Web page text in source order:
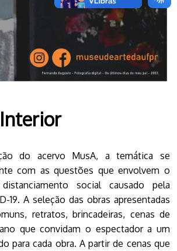
do acervo MusA, a temática se
com as questões que envolvem o
social causado pela
19. A seleção das obras apresentadas
retratos, brincadeiras, cenas de
que convidam o espectador a um
para cada obra. A partir de cenas que